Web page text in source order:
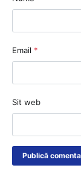
Email *
Sit web